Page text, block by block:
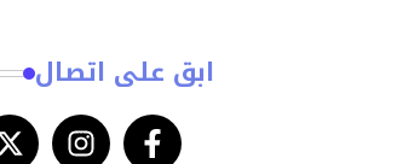
ابق على اتصال